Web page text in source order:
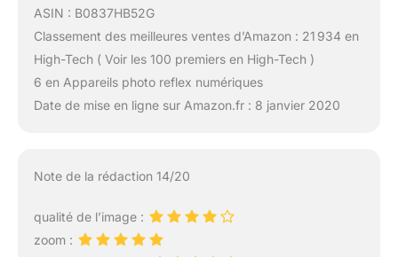
ASIN : B0837HB52G
Classement des meilleures ventes d’Amazon : 21 934 en
High-Tech ( Voir les 100 premiers en High-Tech )
6 en Appareils photo reflex numériques
Date de mise en ligne sur Amazon.fr : 8 janvier 2020
Note de la rédaction 14/20
qualité de l’image :
zoom :